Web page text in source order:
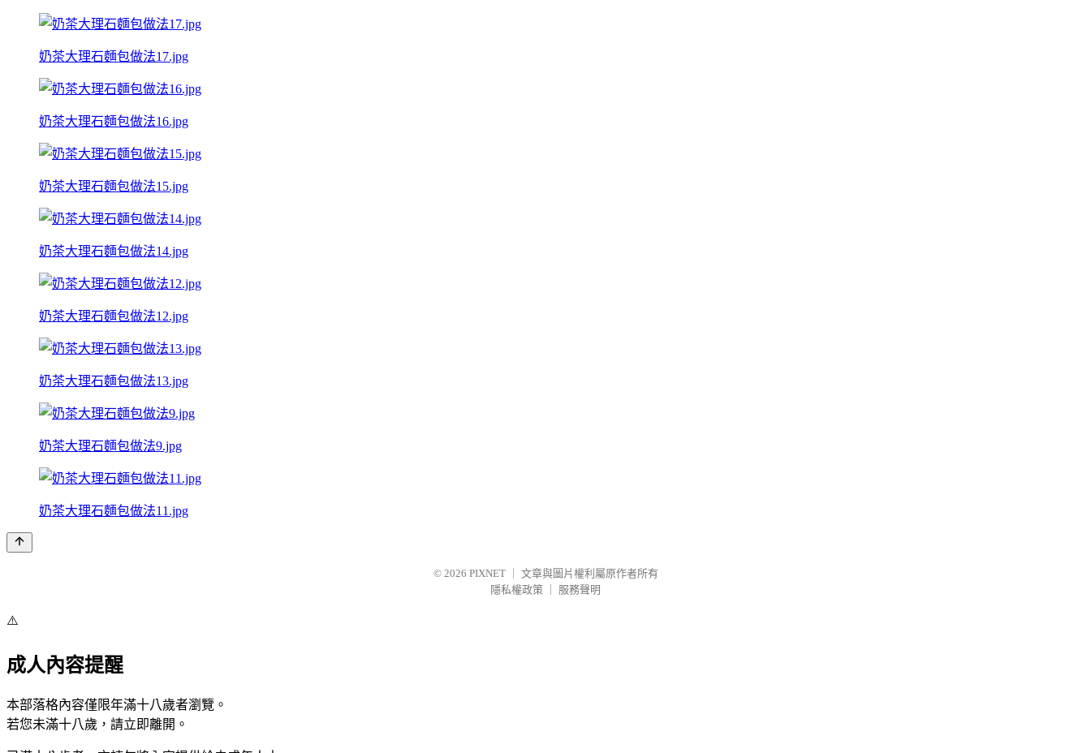
奶茶大理石麵包做法17.jpg
奶茶大理石麵包做法16.jpg
奶茶大理石麵包做法15.jpg
奶茶大理石麵包做法14.jpg
奶茶大理石麵包做法12.jpg
奶茶大理石麵包做法13.jpg
奶茶大理石麵包做法9.jpg
奶茶大理石麵包做法11.jpg
© 2026 PIXNET
文章與圖片權利屬原作者所有
隱私權政策
服務聲明
⚠️
成人內容提醒
本部落格內容僅限年滿十八歲者瀏覽。
若您未滿十八歲，請立即離開。